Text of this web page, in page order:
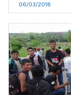
06/03/2018